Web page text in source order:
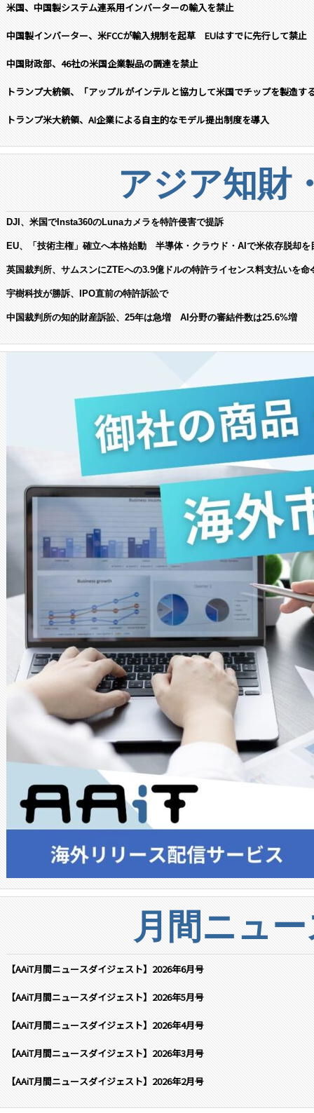
米国、中国製システム連系用インバーターの輸入を禁止
中国製インバーター、米FCCが輸入規制を起草 EUはすでに先行して禁止
中国財政部、46社の米国企業製品の調達を禁止
トランプ大統領、「アップルがインテルと協力して米国でチップを製造す
トランプ米大統領、AI企業による自主的なモデル提出制度を導入
アジア知財
DJI、米国でInsta360のLunaカメラを特許侵害で提訴
EU、「技術主権」確立へ本格始動 半導体・クラウド・AIで米依存脱却を
英国裁判所、サムスンにZTEへの3.9億ドルの特許ライセンス料支払いを命
宇樹科技が勝訴、IPO直前の特許訴訟で
中国裁判所の知的財産訴訟、25年は急増 AI分野の審結件数は25.6%増
月間ニュ
【AAiT月間ニュースダイジェスト】2026年6月号
【AAiT月間ニュースダイジェスト】2026年5月号
【AAiT月間ニュースダイジェスト】2026年4月号
【AAiT月間ニュースダイジェスト】2026年3月号
【AAiT月間ニュースダイジェスト】2026年2月号